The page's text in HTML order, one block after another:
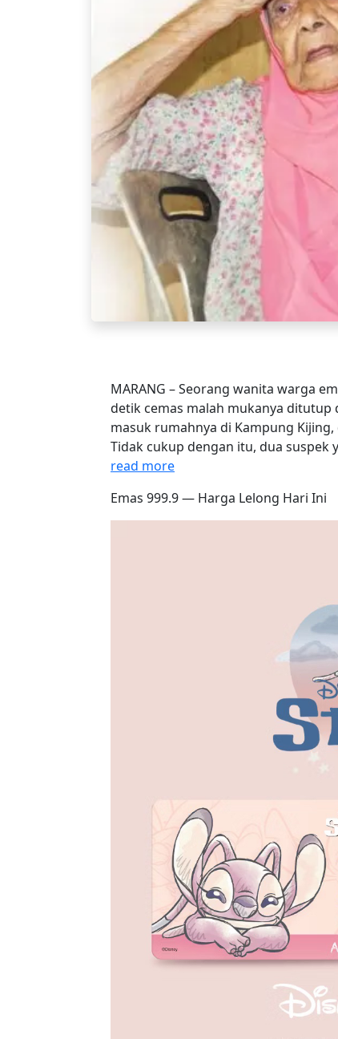
MARANG – Seorang wanita warga
detik cemas malah mukanya ditutup
masuk rumahnya di Kampung Kijing,
Tidak cukup dengan itu, dua
read more
Emas 999.9 — Harga Lelong Hari Ini